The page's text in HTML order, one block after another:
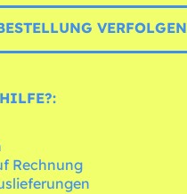
VERFOLGEN
Rechnung